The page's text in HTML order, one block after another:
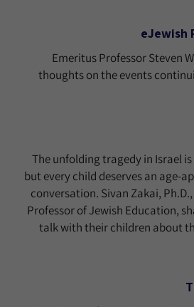
eJewish
Emeritus Professor Steven
thoughts on the events
The unfolding tragedy in Israel
but every child deserves an age-
conversation. Sivan Zakai,
Professor of Jewish Education,
talk with their children about